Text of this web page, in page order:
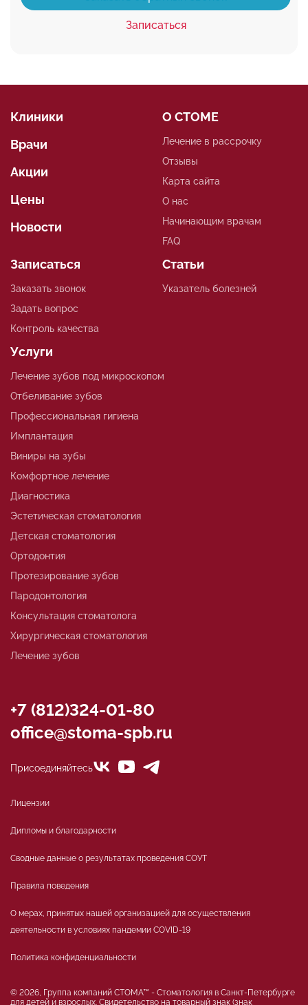
Записаться
Клиники
Врачи
Акции
Цены
Новости
Услуги
Лечение зубов под микроскопом
Отбеливание зубов
Профессиональная гигиена
Имплантация
Виниры на зубы
Комфортное лечение
Диагностика
Эстетическая стоматология
Детская стоматология
Ортодонтия
Протезирование зубов
Пародонтология
Консультация стоматолога
Хирургическая стоматология
Лечение зубов
О СТОМЕ
Лечение в рассрочку
Отзывы
Карта сайта
О нас
Начинающим врачам
FAQ
Статьи
Указатель болезней
Записаться
Заказать звонок
Задать вопрос
Контроль качества
+7 (812)324-01-80
office@stoma-spb.ru
Присоединяйтесь
Лицензии
Дипломы и благодарности
Сводные данные о результатах проведения СОУТ
Правила поведения
О мерах, принятых нашей организацией для осуществления
деятельности в условиях пандемии COVID-19
Политика конфиденциальности
© 2026, Группа компаний СТОМА™ - Стоматология в Санкт-Петербурге
для детей и взрослых. Свидетельство на товарный знак (знак